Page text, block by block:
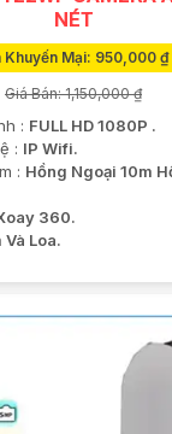
NÉT
Khuyến Mại: 950,000 ₫
Giá Bán: 1,150,000 ₫
: FULL HD 1080P .
: IP Wifi.
: Hồng Ngoại 10m
360.
Và Loa.